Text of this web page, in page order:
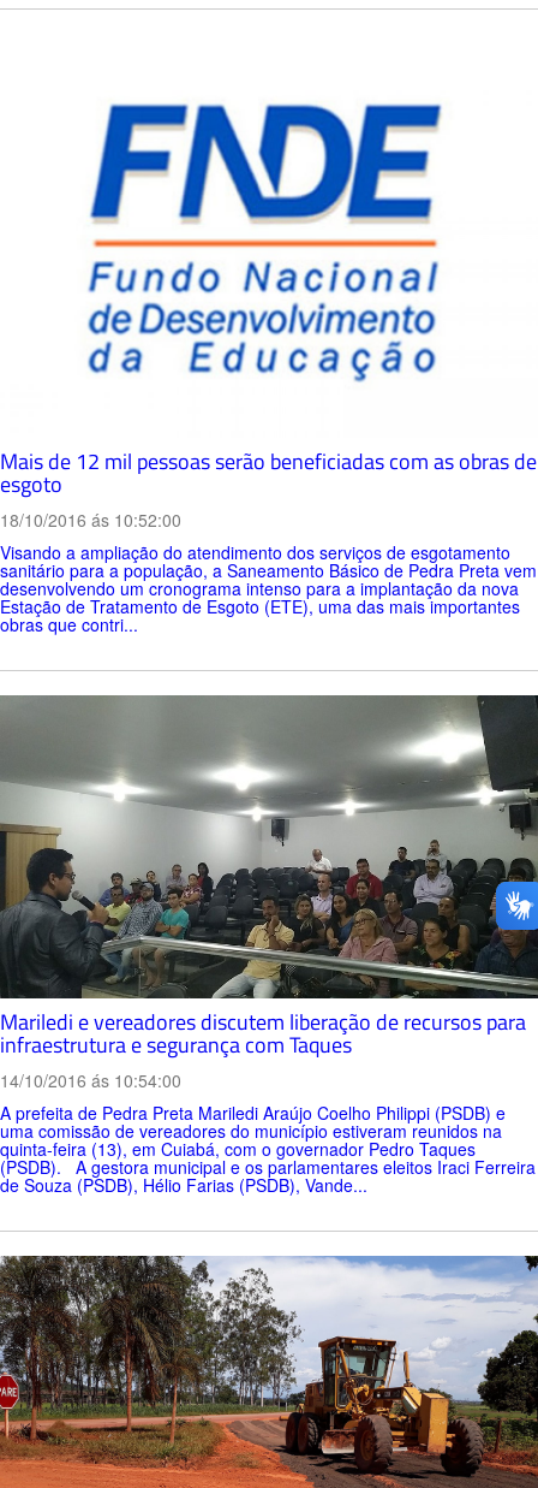
Mais de 12 mil pessoas serão beneficiadas com as obras de
esgoto
18/10/2016 ás 10:52:00
Visando a ampliação do atendimento dos serviços de esgotamento
sanitário para a população, a Saneamento Básico de Pedra Preta vem
desenvolvendo um cronograma intenso para a implantação da nova
Estação de Tratamento de Esgoto (ETE), uma das mais importantes
obras que contri...
Mariledi e vereadores discutem liberação de recursos para
infraestrutura e segurança com Taques
14/10/2016 ás 10:54:00
A prefeita de Pedra Preta Mariledi Araújo Coelho Philippi (PSDB) e
uma comissão de vereadores do município estiveram reunidos na
quinta-feira (13), em Cuiabá, com o governador Pedro Taques
(PSDB). A gestora municipal e os parlamentares eleitos Iraci Ferreira
de Souza (PSDB), Hélio Farias (PSDB), Vande...